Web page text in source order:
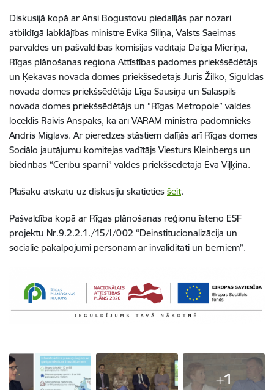
Diskusijā kopā ar Ansi Bogustovu piedalījās par nozari
atbildīgā labklājības ministre Evika Siliņa, Valsts Saeimas
pārvaldes un pašvaldības komisijas vadītāja Daiga Mieriņa,
Rīgas plānošanas reģiona Attīstības padomes priekšsēdētājs
un Ķekavas novada domes priekšsēdētājs Juris Žilko, Siguldas
novada domes priekšsēdētāja Līga Sausiņa un Salaspils
novada domes priekšsēdētājs un “Rīgas Metropole” valdes
loceklis Raivis Anspaks, kā arī VARAM ministra padomnieks
Andris Miglavs. Ar pieredzes stāstiem dalījās arī Rīgas domes
Sociālo jautājumu komitejas vadītājs Viesturs Kleinbergs un
biedrības “Cerību spārni” valdes priekšsēdētāja Eva Viļķina.
Plašāku atskatu uz diskusiju skatieties šeit.
Pašvaldība kopā ar Rīgas plānošanas reģionu īsteno ESF
projektu Nr.9.2.2.1./15/I/002 “Deinstitucionalizācija un
sociālie pakalpojumi personām ar invaliditāti un bērniem”.
+1